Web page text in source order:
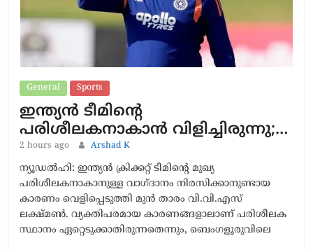
General Sports
ഇന്ത്യൻ ടീമിന്റെ
പരിശീലകനാകാൻ വിളിച്ചിരുന്നു;…
2 hours ago Arshad K
ന്യൂഡൽഹി: ഇന്ത്യൻ ക്രിക്കറ്റ് ടീമിന്റെ മുഖ്യ
പരിശീലകനാകാനുള്ള വാഗ്ദാനം നിരസിക്കാനുണ്ടായ
കാരണം വെളിപ്പെടുത്തി മുൻ താരം വി.വി.എസ്
ലക്ഷ്മൺ. വ്യക്തിപരമായ കാരണങ്ങളാലാണ് പരിശീലക
സ്ഥാനം ഏറ്റെടുക്കാതിരുന്നതെന്നും, ബെംഗളൂരുവിലെ